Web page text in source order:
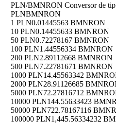
PLN/BMNRON Conversor de
PLNBMNRON
1 PLN0.01445563 BMNRON
10 PLN0.14455633 BMNRON
50 PLN0.72278167 BMNRON
100 PLN1.44556334 BMNRON
200 PLN2.89112668 BMNRON
500 PLN7.22781671 BMNRON
1000 PLN14.45563342
2000 PLN28.91126685
5000 PLN72.27816712
10000 PLN144.55633423
50000 PLN722.78167116
100000 PLN1,445.56334232